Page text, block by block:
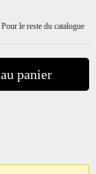
le reste du catalogue
panier